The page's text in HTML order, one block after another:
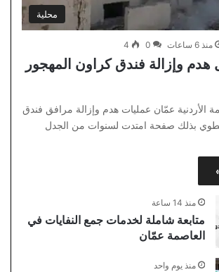
محلية
منذ 6 ساعات 0
4
هدم وإزالة فندق كراون المهجور
الأردنية عمّان عمليات هدم وإزالة مرافق فندق
بذلك صفحة امتدت لسنوات من الجدل
منذ 14 ساعة
متابعة شاملة لخدمات جمع النفايات في
العاصمة عمّان
منذ يوم واحد